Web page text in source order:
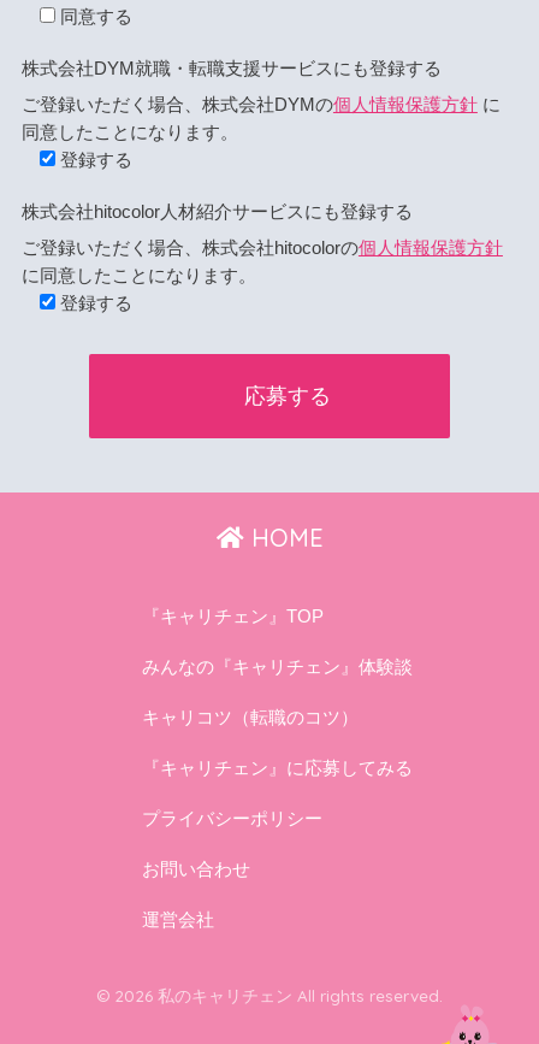
同意する
株式会社DYM就職・転職支援サービスにも登録する
ご登録いただく場合、株式会社DYMの個人情報保護方針に
同意したことになります。
登録する
株式会社hitocolor人材紹介サービスにも登録する
ご登録いただく場合、株式会社hitocolorの個人情報保護方針
に同意したことになります。
登録する
HOME
『キャリチェン』TOP
みんなの『キャリチェン』体験談
キャリコツ（転職のコツ）
『キャリチェン』に応募してみる
プライバシーポリシー
お問い合わせ
運営会社
© 2026 私のキャリチェン All rights reserved.